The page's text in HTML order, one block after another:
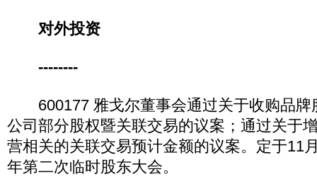
对外投资
--------
600177 雅戈尔董事会通过关于收购品牌
公司部分股权暨关联交易的议案；通过关于
营相关的关联交易预计金额的议案。定于11
年第二次临时股东大会。